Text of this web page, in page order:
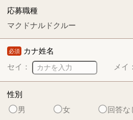
応募職種
マクドナルドクルー
必須 カナ姓名
セイ：
メイ：
性別
男
女 回答な